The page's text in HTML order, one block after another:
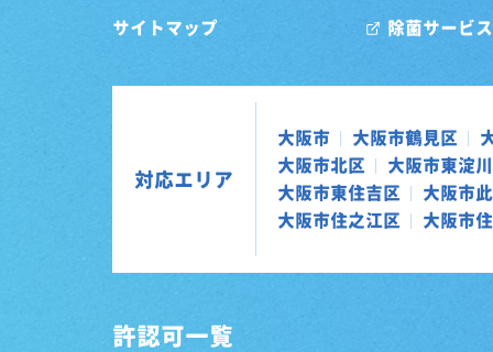
サイトマップ 除菌サービス
対応エリア
大阪市 大阪市鶴見区
大阪市北区
大阪市東淀
大阪市東住吉区
大阪市
大阪市住之江区
大阪市
許認可一覧